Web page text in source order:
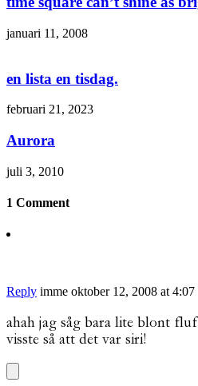
januari 11, 2008
en lista en tisdag.
februari 21, 2023
Aurora
juli 3, 2010
1 Comment
Reply imme oktober 12, 2008 at 4:07
ahah jag såg bara lite blont
visste så att det var siri!